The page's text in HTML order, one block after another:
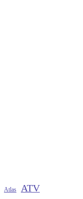
Atlas ATV